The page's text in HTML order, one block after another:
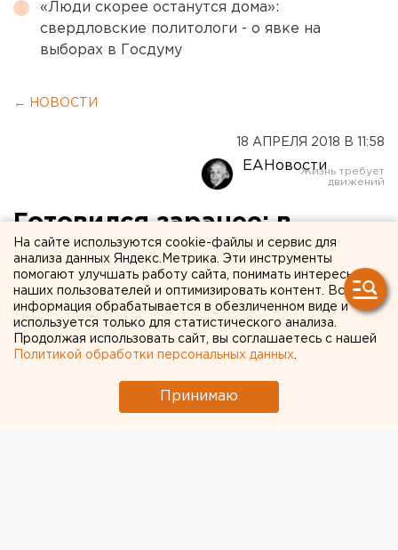
«Люди скорее останутся дома»:
свердловские политологи - о явке на
выборах в Госдуму
← НОВОСТИ
18 АПРЕЛЯ 2018 В 11:58
ЕАНовости
Готовился заранее: в
отношении зачинщика
резни в школе
Стерлитамака возбудили
уголовное дело
На сайте используются cookie-файлы и сервис для
анализа данных Яндекс.Метрика. Эти инструменты
помогают улучшать работу сайта, понимать интересы
наших пользователей и оптимизировать контент. Вся
информация обрабатывается в обезличенном виде и
используется только для статистического анализа.
Продолжая использовать сайт, вы соглашаетесь с нашей
Политикой обработки персональных данных
Принимаю